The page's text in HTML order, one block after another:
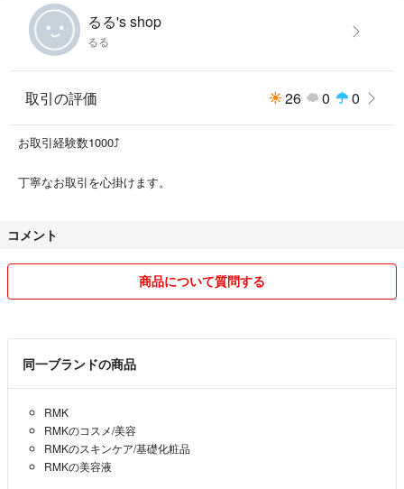
るる's shop
るる
取引の評価 26 0 0
お取引経験数1000⤴︎
丁寧なお取引を心掛けます。
コメント
商品について質問する
同一ブランドの商品
RMK
RMKのコスメ/美容
RMKのスキンケア/基礎化粧品
RMKの美容液